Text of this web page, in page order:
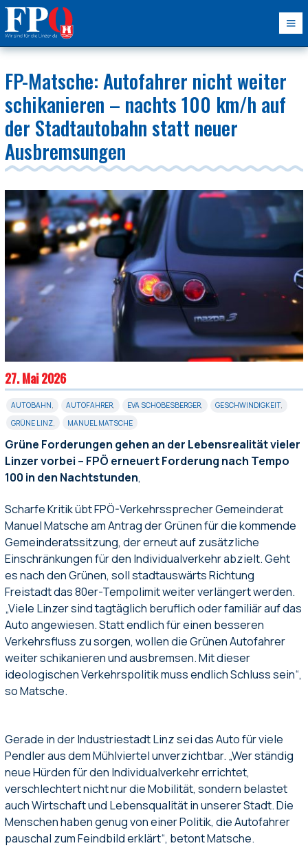
FP-Matsche: Autofahrer nicht weiter
schikanieren – nachts 100 km/h auf
der Stadtautobahn statt neuer
Ausbremsungen
27. Mai 2026
AUTOBAHN, AUTOFAHRER, EVA SCHOBESBERGER, GESCHWINDIGKEIT,
GRÜNE LINZ
MANUEL MATSCHE
Grüne Forderungen gehen an der Lebensrealität vieler
Linzer vorbei – FPÖ erneuert Forderung nach Tempo
100 in den Nachtstunden,
Scharfe Kritik übt FPÖ-Verkehrssprecher Gemeinderat
Manuel Matsche am Antrag der Grünen für die kommende
Gemeinderatssitzung, der erneut auf zusätzliche
Einschränkungen für den Individualverkehr abzielt. Geht
es nach den Grünen, soll stadtauswärts Richtung
Freistadt das 80er-Tempolimit weiter verlängert werden.
„Viele Linzer sind tagtäglich beruflich oder familiär auf das
Auto angewiesen. Statt endlich für einen besseren
Verkehrsfluss zu sorgen, wollen die Grünen Autofahrer
weiter schikanieren und ausbremsen. Mit dieser
ideologischen Verkehrspolitik muss endlich Schluss sein“,
so Matsche.
Gerade in der Industriestadt Linz sei das Auto für viele
Pendler aus dem Mühlviertel unverzichtbar. „Wer ständig
neue Hürden für den Individualverkehr errichtet,
verschlechtert nicht nur die Mobilität, sondern belastet
auch Wirtschaft und Lebensqualität in unserer Stadt. Die
Menschen haben genug von einer Politik, die Autofahrer
pauschal zum Feindbild erklärt“, betont Matsche.